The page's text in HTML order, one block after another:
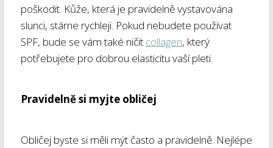
poškodit. Kůže, která je pravidelně vystavována
slunci, stárne rychleji. Pokud nebudete používat
SPF, bude se vám také ničit collagen, který
potřebujete pro dobrou elasticitu vaší pleti.
Pravidelně si myjte obličej
Obličej byste si měli mýt často a pravidelně. Nejlépe